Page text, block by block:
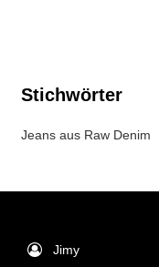
Stichwörter
Jeans aus Raw Denim
Jimy